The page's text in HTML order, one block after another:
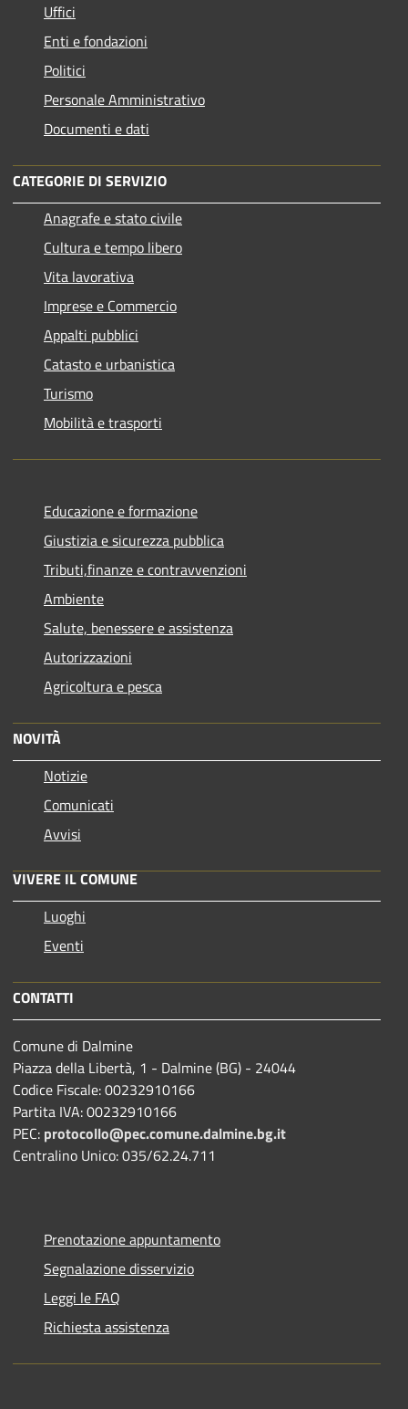
Uffici
Enti e fondazioni
Politici
Personale Amministrativo
Documenti e dati
CATEGORIE DI SERVIZIO
Anagrafe e stato civile
Cultura e tempo libero
Vita lavorativa
Imprese e Commercio
Appalti pubblici
Catasto e urbanistica
Turismo
Mobilità e trasporti
Educazione e formazione
Giustizia e sicurezza pubblica
Tributi,finanze e contravvenzioni
Ambiente
Salute, benessere e assistenza
Autorizzazioni
Agricoltura e pesca
NOVITÀ
Notizie
Comunicati
Avvisi
VIVERE IL COMUNE
Luoghi
Eventi
CONTATTI
Comune di Dalmine
Piazza della Libertà, 1 - Dalmine (BG) - 24044
Codice Fiscale: 00232910166
Partita IVA: 00232910166
PEC: protocollo@pec.comune.dalmine.bg.it
Centralino Unico: 035/62.24.711
Prenotazione appuntamento
Segnalazione disservizio
Leggi le FAQ
Richiesta assistenza